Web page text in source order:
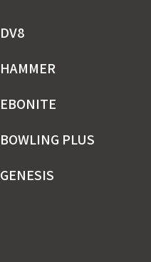
DV8
HAMMER
EBONITE
BOWLING PLUS
GENESIS